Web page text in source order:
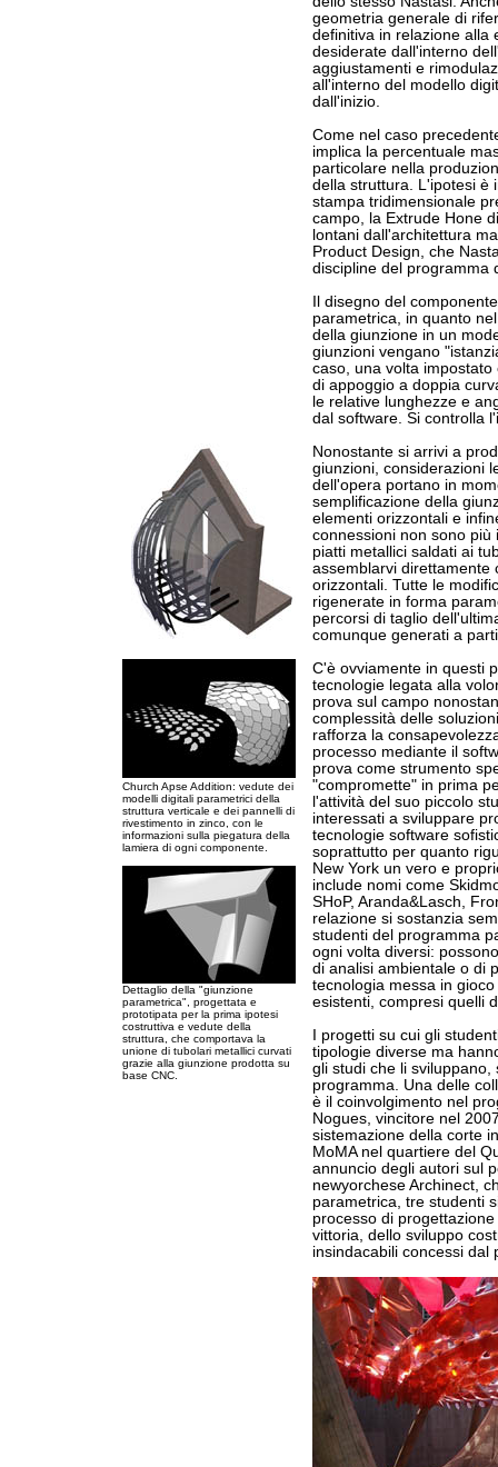
geometria generale di
definitiva in relazione alla
desiderate dall'interno
aggiustamenti e
all'interno del modello
dall'inizio.
Come nel caso
implica la percentuale
particolare nella
della struttura. L'ipotesi è
stampa tridimensionale
campo, la Extrude Hone
lontani dall'architettura
Product Design, che
discipline del programma
Il disegno del
parametrica, in quanto
della giunzione in un
giunzioni vengano
caso, una volta
di appoggio a doppia
le relative lunghezze e
dal software. Si controlla
Church Apse Addition: vedute dei
modelli digitali parametrici della
struttura verticale e dei pannelli di
rivestimento in zinco, con le
informazioni sulla piegatura della
lamiera di ogni componente.
Dettaglio della "giunzione
parametrica", progettata e
prototipata per la prima ipotesi
costruttiva e vedute della
struttura, che comportava la
unione di tubolari metallici curvati
grazie alla giunzione prodotta su
base CNC.
Nonostante si arrivi a
giunzioni, considerazioni
dell'opera portano in
semplificazione della
elementi orizzontali e
connessioni non sono
piatti metallici saldati ai
assemblarvi direttamente
orizzontali. Tutte le
rigenerate in forma
percorsi di taglio
comunque generati a
C'è ovviamente in questi
tecnologie legata alla
prova sul campo
complessità delle
rafforza la
processo mediante il
prova come strumento
"compromette" in prima
l'attività del suo piccolo
interessati a sviluppare
tecnologie software
soprattutto per quanto
New York un vero e
include nomi come
SHoP, Aranda&Lasch,
relazione si sostanzia
studenti del programma
ogni volta diversi:
di analisi ambientale o di
tecnologia messa in
esistenti, compresi quelli
I progetti su cui gli
tipologie diverse ma
gli studi che li
programma. Una delle
è il coinvolgimento nel
Nogues, vincitore nel
sistemazione della corte
MoMA nel quartiere del
annuncio degli autori sul
newyorchese Archinect,
parametrica, tre studenti
processo di
vittoria, dello sviluppo
insindacabili concessi dal